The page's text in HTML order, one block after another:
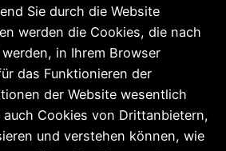
Sie durch die Website
werden die Cookies, die nach
in Ihrem Browser
das Funktionieren der
der Website wesentlich
Cookies von Drittanbietern,
und verstehen können, wie